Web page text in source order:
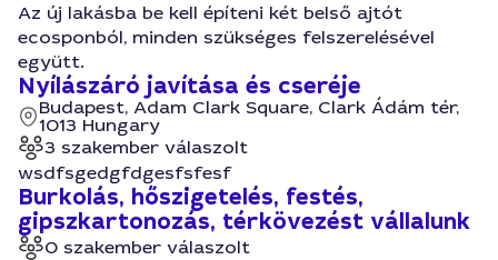
Az új lakásba be kell építeni két belső ajtót
ecosponból, minden szükséges felszerelésével
együtt.
Nyílászáró javítása és cseréje
Budapest, Adam Clark Square, Clark Ádám tér,
1013 Hungary
3 szakember válaszolt
wsdfsgedgfdgesfsfesf
Burkolás, hőszigetelés, festés,
gipszkartonozás, térkövezést vállalunk
0 szakember válaszolt